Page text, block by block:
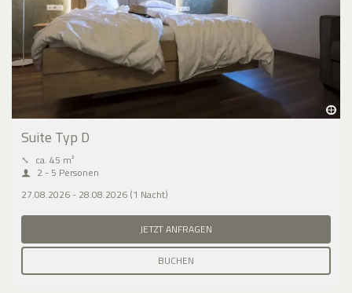
Suite Typ D
⤡ ca. 45 m²
2 - 5 Personen
27.08.2026 - 28.08.2026 (1 Nacht)
JETZT ANFRAGEN
BUCHEN